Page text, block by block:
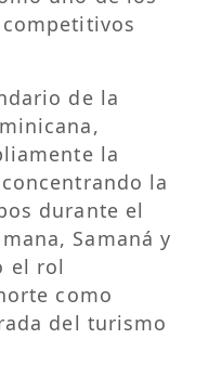
de la
la
la
durante el
Samaná y
el rol
como
del turismo